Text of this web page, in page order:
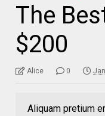
The
$200
Alice 0
Aliquam pretium